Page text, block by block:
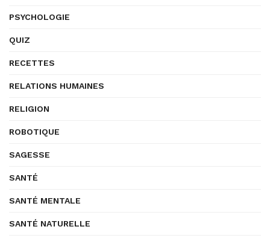
PSYCHOLOGIE
QUIZ
RECETTES
RELATIONS HUMAINES
RELIGION
ROBOTIQUE
SAGESSE
SANTÉ
SANTÉ MENTALE
SANTÉ NATURELLE